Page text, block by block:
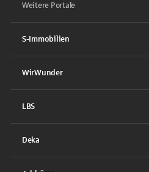
Weitere Portale
S-Immobilien
WirWunder
LBS
Deka